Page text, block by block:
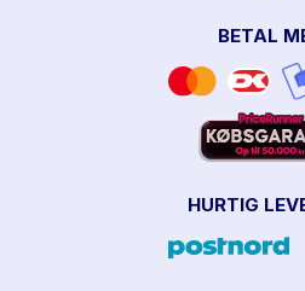
BETAL
HURTIG